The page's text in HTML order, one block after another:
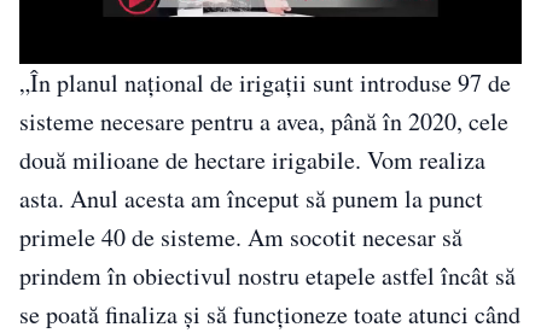
„În planul național de irigații sunt introduse 97 de
sisteme necesare pentru a avea, până în 2020, cele
două milioane de hectare irigabile. Vom realiza
asta. Anul acesta am început să punem la punct
primele 40 de sisteme. Am socotit necesar să
prindem în obiectivul nostru etapele astfel încât să
se poată finaliza și să funcționeze toate atunci când